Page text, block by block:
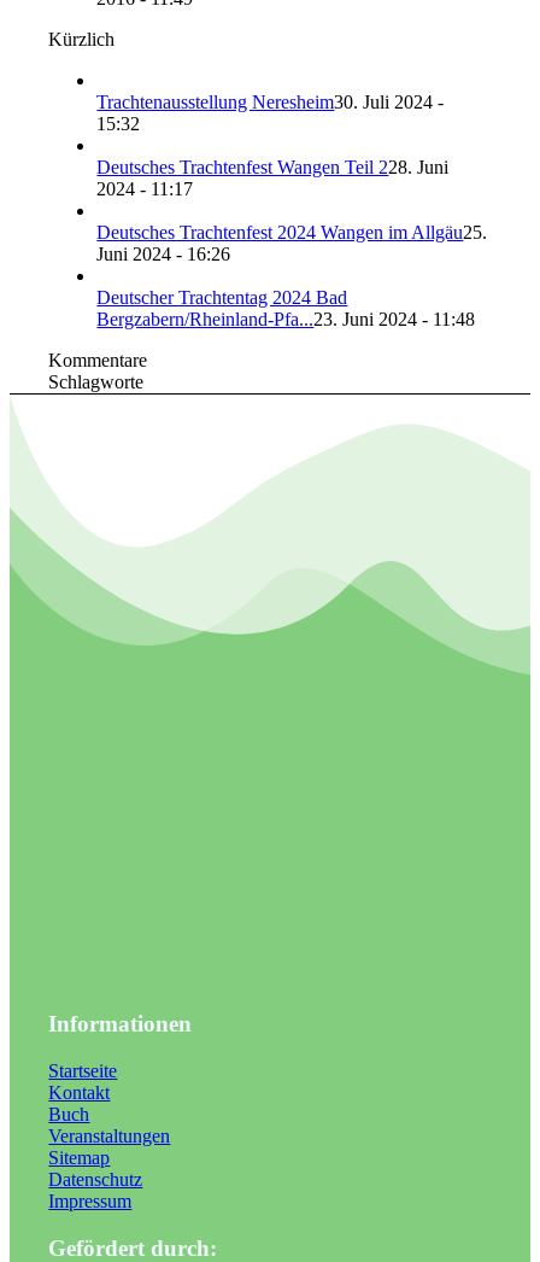
Kürzlich
Trachtenausstellung Neresheim30. Juli 2024 -
15:32
Deutsches Trachtenfest Wangen Teil 228. Juni
2024 - 11:17
Deutsches Trachtenfest 2024 Wangen im Allgäu25.
Juni 2024 - 16:26
Deutscher Trachtentag 2024 Bad
Bergzabern/Rheinland-Pfa...23. Juni 2024 - 11:48
Kommentare
Schlagworte
Informationen
Startseite
Kontakt
Buch
Veranstaltungen
Sitemap
Datenschutz
Impressum
Gefördert durch: